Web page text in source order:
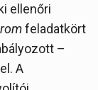
ellenőri
feladatkört
–
A